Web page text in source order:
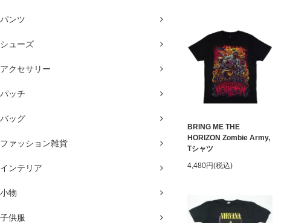
パンツ
シューズ
アクセサリー
パッチ
バッグ
ファッション雑貨
インテリア
小物
子供服
BRING ME THE
HORIZON Zombie Army,
Tシャツ
4,480円(税込)